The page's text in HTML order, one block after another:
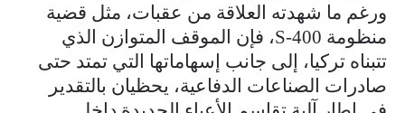
ورغم ما شهدته العلاقة من عقبات، مثل قضية
منظومة S-400، فإن الموقف المتوازن الذي
تتبناه تركيا، إلى جانب إسهاماتها التي تمتد حتى
صادرات الصناعات الدفاعية، يحظيان بالتقدير